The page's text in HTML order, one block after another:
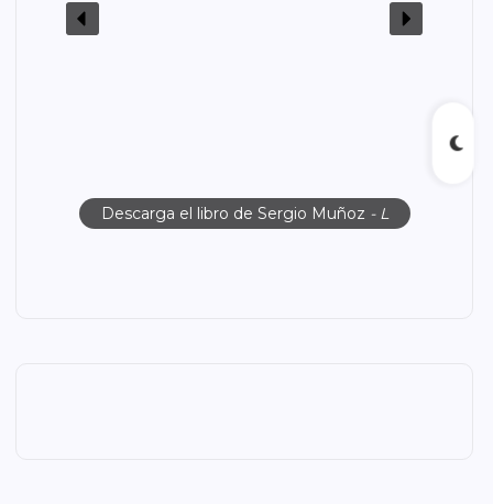
Descarga el libro de Sergio Muñoz - L